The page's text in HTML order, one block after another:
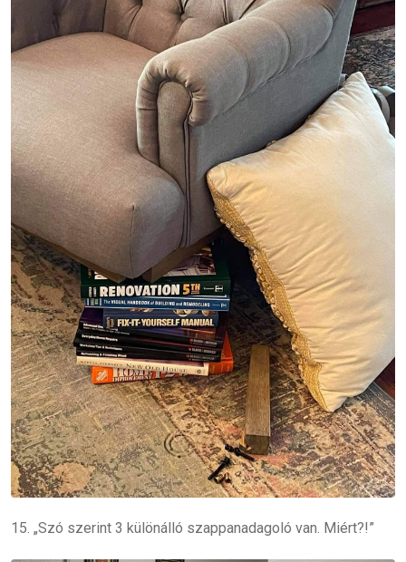
15. „Szó szerint 3 különálló szappanadagoló van. Miért?!”